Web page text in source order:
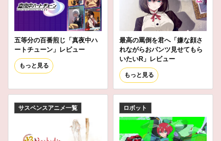
五等分の百番煎じ「真夜中ハ
ートチューン」レビュー
もっと見る
最高の罵倒を君へ「嫌な顔さ
れながらおパンツ見せてもら
いたいR」レビュー
もっと見る
サスペンスアニメ一覧 ロボット